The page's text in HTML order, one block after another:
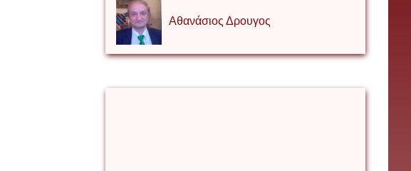
Αθανάσιος Δρουγος